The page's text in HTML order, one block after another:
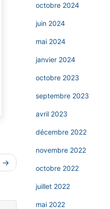
octobre 2024
juin 2024
mai 2024
janvier 2024
octobre 2023
septembre 2023
avril 2023
décembre 2022
novembre 2022
octobre 2022
juillet 2022
mai 2022